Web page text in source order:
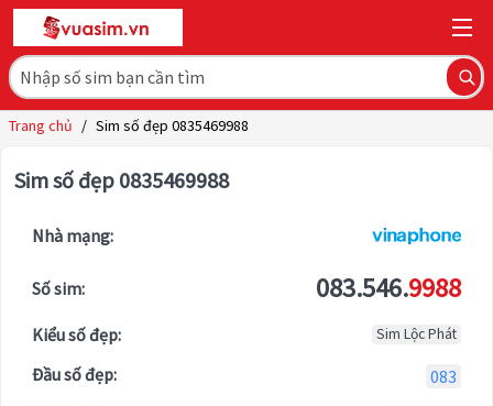
Trang chủ / Sim số đẹp 0835469988
Sim số đẹp 0835469988
Nhà mạng:
Số sim: 083.546.9988
Kiểu số đẹp: Sim Lộc Phát
Đầu số đẹp:
083